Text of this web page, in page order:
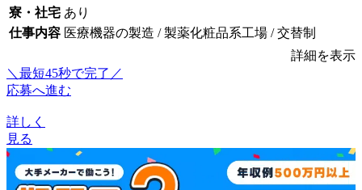
寮・社宅 あり
仕事内容 医療機器の製造 / 製薬化粧品系工場 / 交替制
詳細を表示
＼最短45秒で完了／
応募へ進む
詳しく
見る